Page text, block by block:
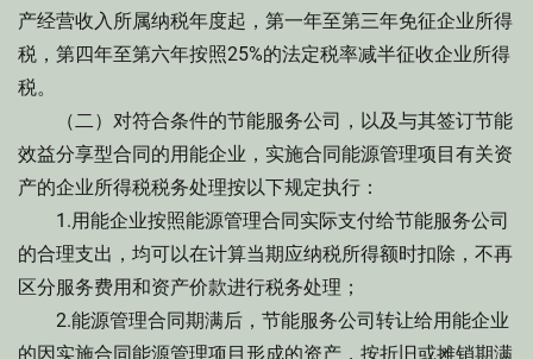
产经营收入所属纳税年度起，第一年至第三年免征企业所得
税，第四年至第六年按照25%的法定税率减半征收企业所得
税。
（二）对符合条件的节能服务公司，以及与其签订节能
效益分享型合同的用能企业，实施合同能源管理项目有关资
产的企业所得税税务处理按以下规定执行：
1.用能企业按照能源管理合同实际支付给节能服务公司
的合理支出，均可以在计算当期应纳税所得额时扣除，不再
区分服务费用和资产价款进行税务处理；
2.能源管理合同期满后，节能服务公司转让给用能企业
的因实施合同能源管理项目形成的资产，按折旧或摊销期满